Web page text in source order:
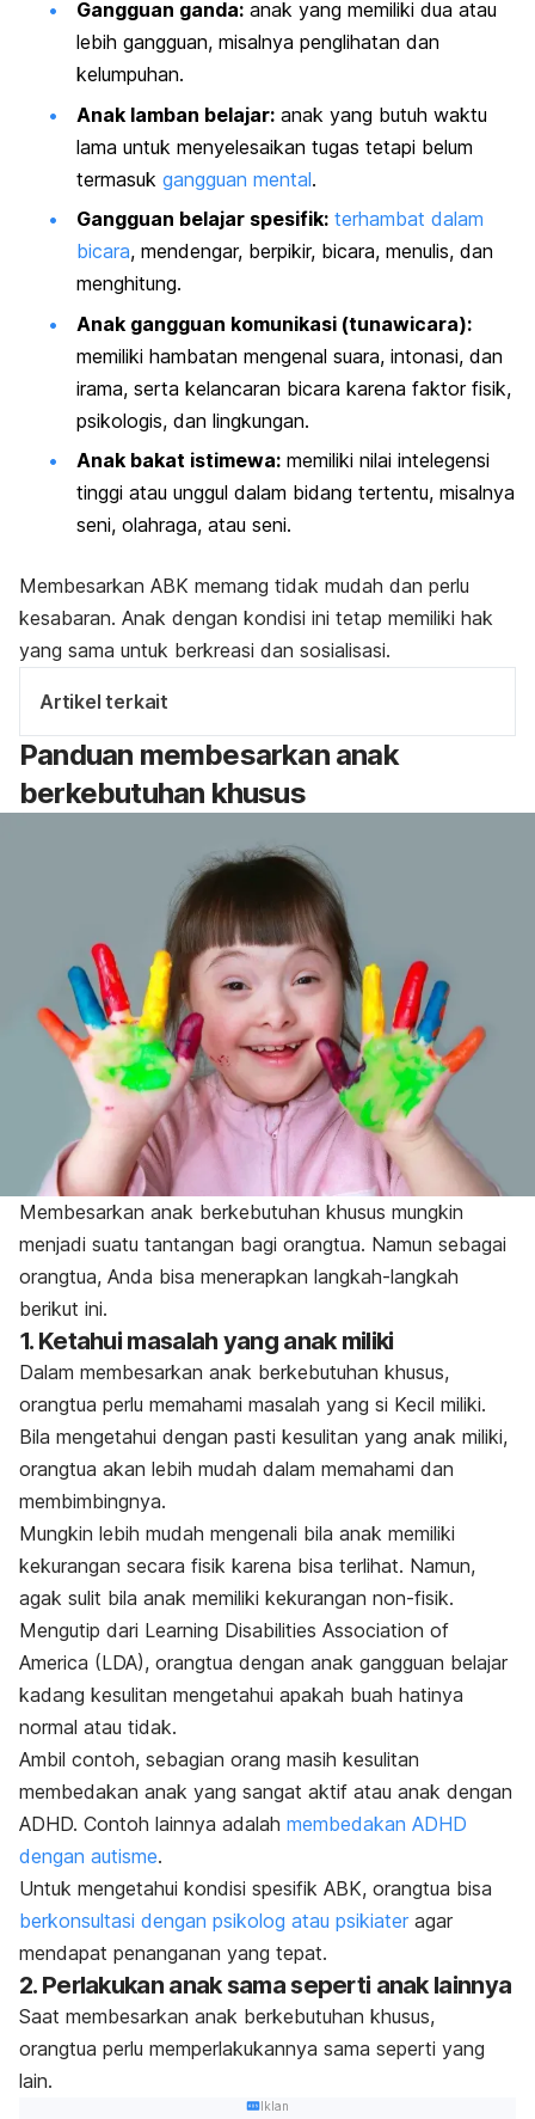
Gangguan ganda: anak yang memiliki dua atau
lebih gangguan, misalnya penglihatan dan
kelumpuhan.
Anak lamban belajar: anak yang butuh waktu
lama untuk menyelesaikan tugas tetapi belum
termasuk gangguan mental.
Gangguan belajar spesifik: terhambat dalam
bicara, mendengar, berpikir, bicara, menulis, dan
menghitung.
Anak gangguan komunikasi (tunawicara):
memiliki hambatan mengenal suara, intonasi, dan
irama, serta kelancaran bicara karena faktor fisik,
psikologis, dan lingkungan.
Anak bakat istimewa: memiliki nilai intelegensi
tinggi atau unggul dalam bidang tertentu, misalnya
seni, olahraga, atau seni.
Membesarkan ABK memang tidak mudah dan perlu
kesabaran. Anak dengan kondisi ini tetap memiliki hak
yang sama untuk berkreasi dan sosialisasi.
Artikel terkait
Panduan membesarkan anak
berkebutuhan khusus
Membesarkan anak berkebutuhan khusus mungkin
menjadi suatu tantangan bagi orangtua. Namun sebagai
orangtua, Anda bisa menerapkan langkah-langkah
berikut ini.
1. Ketahui masalah yang anak miliki
Dalam membesarkan anak berkebutuhan khusus,
orangtua perlu memahami masalah yang si Kecil miliki.
Bila mengetahui dengan pasti kesulitan yang anak miliki,
orangtua akan lebih mudah dalam memahami dan
membimbingnya.
Mungkin lebih mudah mengenali bila anak memiliki
kekurangan secara fisik karena bisa terlihat. Namun,
agak sulit bila anak memiliki kekurangan non-fisik.
Mengutip dari Learning Disabilities Association of
America (LDA), orangtua dengan anak gangguan belajar
kadang kesulitan mengetahui apakah buah hatinya
normal atau tidak.
Ambil contoh, sebagian orang masih kesulitan
membedakan anak yang sangat aktif atau anak dengan
ADHD. Contoh lainnya adalah membedakan ADHD
dengan autisme.
Untuk mengetahui kondisi spesifik ABK, orangtua bisa
berkonsultasi dengan psikolog atau psikiater agar
mendapat penanganan yang tepat.
2. Perlakukan anak sama seperti anak lainnya
Saat membesarkan anak berkebutuhan khusus,
orangtua perlu memperlakukannya sama seperti yang
lain.
Iklan